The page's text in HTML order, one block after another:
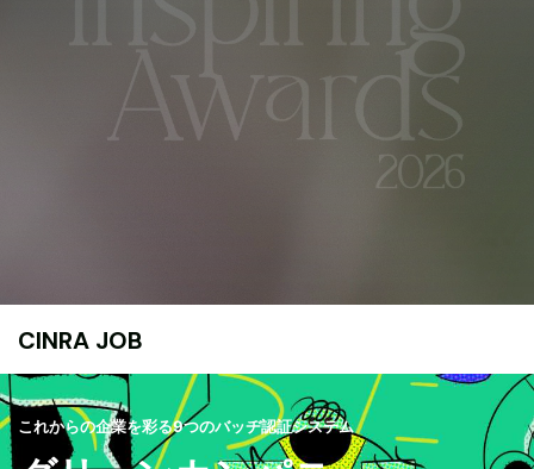
CINRA JOB
これからの企業を彩る9つのバッヂ認証システム